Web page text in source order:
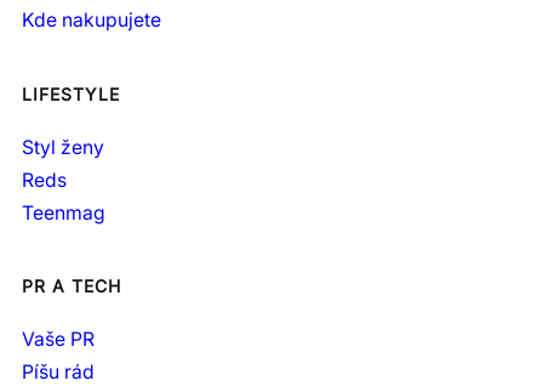
Kde nakupujete
LIFESTYLE
Styl ženy
Reds
Teenmag
PR A TECH
Vaše PR
Píšu rád